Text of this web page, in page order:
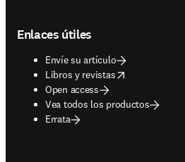
Enlaces útiles
Envíe su artículo
Libros y revistas
opens in new tab/window
Open access
Vea todos los productos
Errata